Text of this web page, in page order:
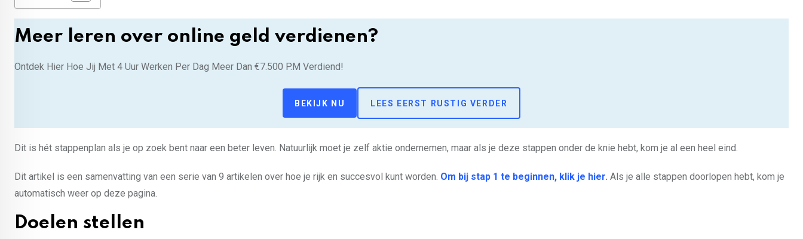
Meer leren over online geld verdienen?
Ontdek Hier Hoe Jij Met 4 Uur Werken Per Dag Meer Dan €7.500 P.M Verdiend!
BEKIJK NU LEES EERST RUSTIG VERDER
Dit is hét stappenplan als je op zoek bent naar een beter leven. Natuurlijk moet je zelf aktie ondernemen, maar als je deze stappen onder de knie hebt, kom je al een heel eind.
Dit artikel is een samenvatting van een serie van 9 artikelen over hoe je rijk en succesvol kunt worden. Om bij stap 1 te beginnen, klik je hier. Als je alle stappen doorlopen hebt, kom je
automatisch weer op deze pagina.
Doelen stellen